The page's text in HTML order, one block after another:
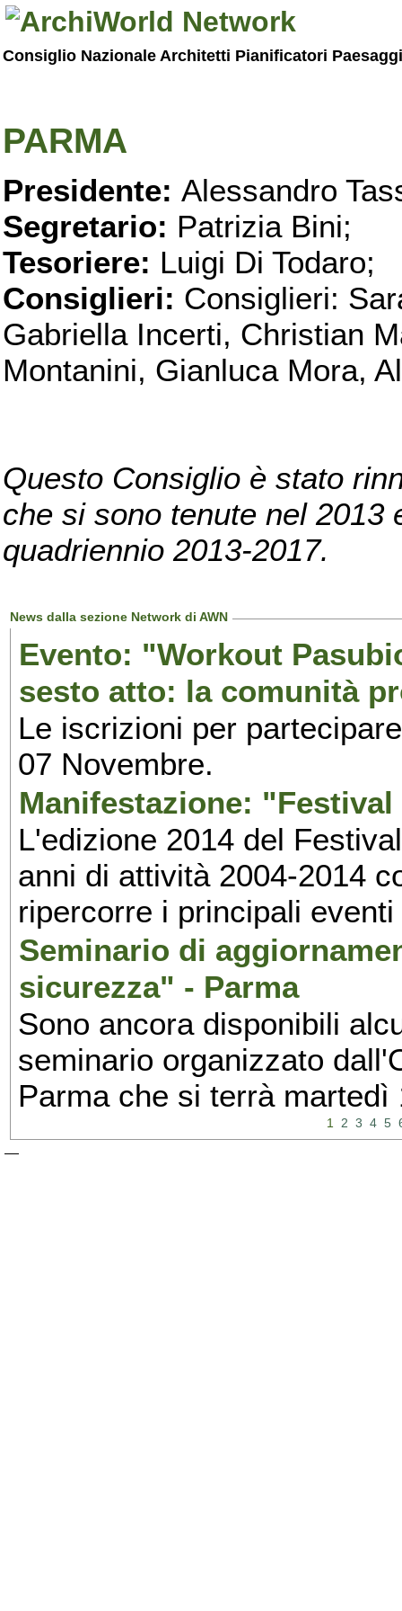
Consiglio Nazionale Architetti Pianificatori
PARMA
Presidente: Alessandro
Segretario: Patrizia Bini;
Tesoriere: Luigi Di Todaro;
Consiglieri: Consiglieri:
Gabriella Incerti, Christian
Montanini, Gianluca Mora,
Questo Consiglio è stato
che si sono tenute nel 2013
quadriennio 2013-2017.
News dalla sezione Network di AWN
Evento: "Workout
sesto atto: la comunità
Le iscrizioni per
07 Novembre.
Manifestazione:
L'edizione 2014 del
anni di attività 2004-2014
ripercorre i principali
Seminario di
sicurezza" - Parma
Sono ancora disponibili
seminario organizzato
Parma che si terrà martedì
1 2 3 4 5